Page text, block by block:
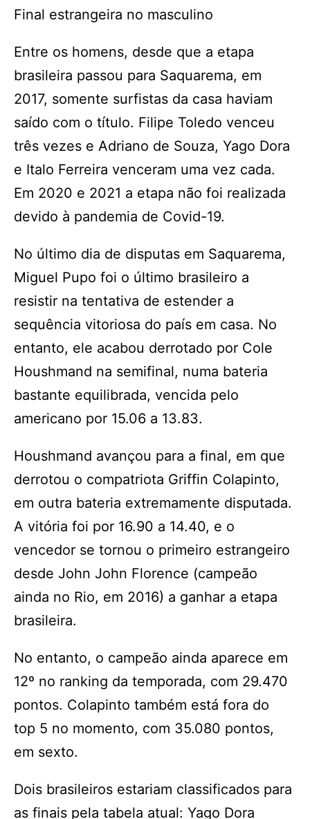
Final estrangeira no masculino
Entre os homens, desde que a etapa
brasileira passou para Saquarema, em
2017, somente surfistas da casa haviam
saído com o título. Filipe Toledo venceu
três vezes e Adriano de Souza, Yago Dora
e Italo Ferreira venceram uma vez cada.
Em 2020 e 2021 a etapa não foi realizada
devido à pandemia de Covid-19.
No último dia de disputas em Saquarema,
Miguel Pupo foi o último brasileiro a
resistir na tentativa de estender a
sequência vitoriosa do país em casa. No
entanto, ele acabou derrotado por Cole
Houshmand na semifinal, numa bateria
bastante equilibrada, vencida pelo
americano por 15.06 a 13.83.
Houshmand avançou para a final, em que
derrotou o compatriota Griffin Colapinto,
em outra bateria extremamente disputada.
A vitória foi por 16.90 a 14.40, e o
vencedor se tornou o primeiro estrangeiro
desde John John Florence (campeão
ainda no Rio, em 2016) a ganhar a etapa
brasileira.
No entanto, o campeão ainda aparece em
12º no ranking da temporada, com 29.470
pontos. Colapinto também está fora do
top 5 no momento, com 35.080 pontos,
em sexto.
Dois brasileiros estariam classificados para
as finais pela tabela atual: Yago Dora